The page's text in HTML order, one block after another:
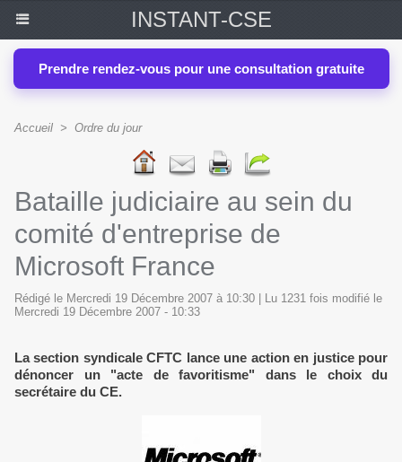
INSTANT-CSE
Prendre rendez-vous pour une consultation gratuite
Accueil > Ordre du jour
Bataille judiciaire au sein du
comité d'entreprise de
Microsoft France
Rédigé le Mercredi 19 Décembre 2007 à 10:30 | Lu 1231 fois modifié le
Mercredi 19 Décembre 2007 - 10:33
La section syndicale CFTC lance une action en justice pour
dénoncer un "acte de favoritisme" dans le choix du
secrétaire du CE.